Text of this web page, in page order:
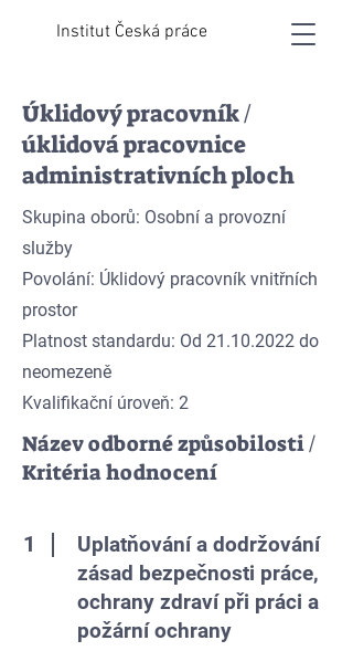
Institut Česká práce
Úklidový pracovník /
úklidová pracovnice
administrativních ploch
Skupina oborů: Osobní a provozní
služby
Povolání: Úklidový pracovník vnitřních
prostor
Platnost standardu: Od 21.10.2022 do
neomezeně
Kvalifikační úroveň: 2
Název odborné způsobilosti /
Kritéria hodnocení
1
Uplatňování a dodržování
zásad bezpečnosti práce,
ochrany zdraví při práci a
požární ochrany